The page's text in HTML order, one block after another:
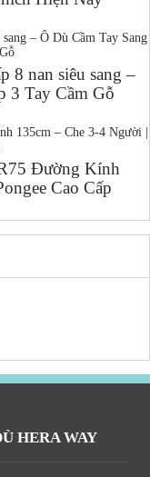
8 nan siêu sang –
3 Tay Cầm Gỗ
Đường Kính
Cao Cấp
HERA WAY